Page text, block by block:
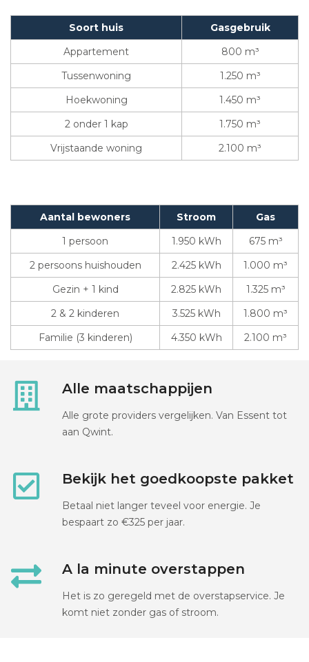
Soort huis
Gasgebruik
Appartement
800 m³
Tussenwoning
1.250 m³
Hoekwoning
1.450 m³
2 onder 1 kap
1.750 m³
Vrijstaande woning
2.100 m³
Aantal bewoners Stroom
Gas
1 persoon
1.950 kWh
675 m³
2 persoons huishouden
2.425 kWh
1.000 m³
Gezin + 1 kind
2.825 kWh
1.325 m³
2 & 2 kinderen
3.525 kWh
1.800 m³
Familie (3 kinderen)
4.350 kWh 2.100 m³
Alle maatschappijen
Alle grote providers vergelijken. Van Essent tot
aan Qwint.
Bekijk het goedkoopste pakket
Betaal niet langer teveel voor energie. Je
bespaart zo €325 per jaar.
A la minute overstappen
Het is zo geregeld met de overstapservice. Je
komt niet zonder gas of stroom.